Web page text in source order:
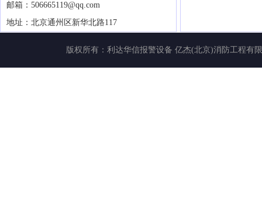
邮箱：506665119@qq.com
地址：北京通州区新华北路117
版权所有： 利达华信报警设备 亿杰(北京)消防工程有